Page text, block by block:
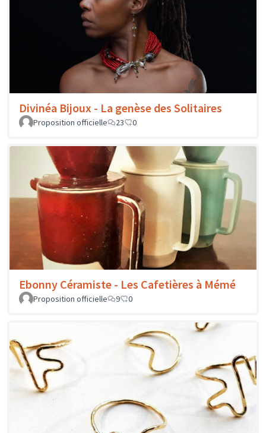
Divinéa Bijoux - La genèse des Solitaires
Proposition officielle 23 0
Ebonny Céramiste - Les Cafetières à Mémé
Proposition officielle 9 0